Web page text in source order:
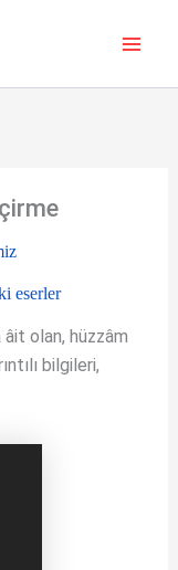
eserler
olan, hüzzâm
bilgileri,